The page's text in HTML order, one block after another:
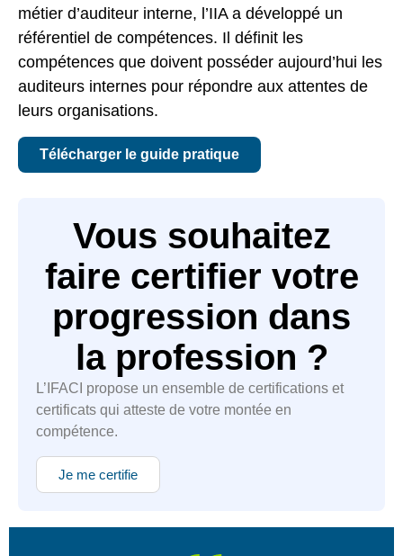
métier d’auditeur interne, l’IIA a développé un
référentiel de compétences. Il définit les
compétences que doivent posséder aujourd’hui les
auditeurs internes pour répondre aux attentes de
leurs organisations.
Télécharger le guide pratique
Vous souhaitez
faire certifier votre
progression dans
la profession ?
L’IFACI propose un ensemble de certifications et
certificats qui atteste de votre montée en
compétence.
Je me certifie